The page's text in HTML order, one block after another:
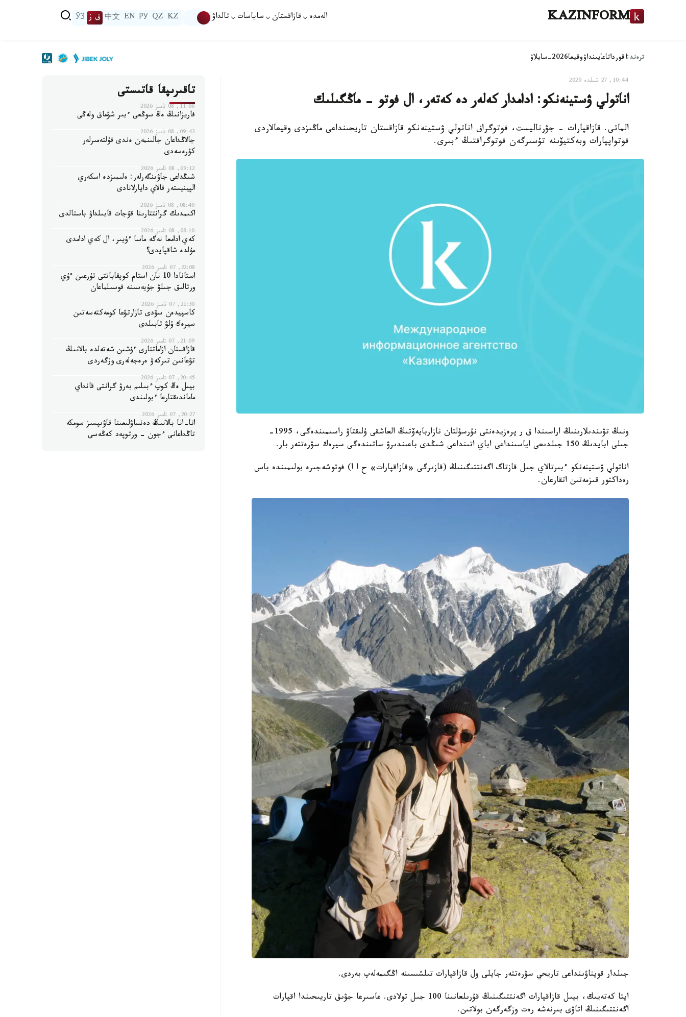
KAZINFORM الەمدە قازاقستان ساياسات تالداۋ KZ
QZ
РУ
EN
中文 ق ز ЎЗ
ترەند:اقورداتاعايىنداۋوقيعا2026-سايلاۋ
10:44, 27 شىلدە 2020
اناتولي ۋستينەنكو: ادامدار كەلەر دە كەتەر، ال فوتو - ماڭگىلىك
الماتى. قازاقپارات - جۋرناليست، فوتوگراف اناتولي ۋستينەنكو قازاقستان تاريحىنداعى ماڭىزدى وقيعالاردى
فوتواپپارات وبەكتيۆىنە تۇسىرگەن فوتوگرافتىڭ ءبىرى.
ونىڭ تۋىندىلارىنىڭ اراسىندا ق ر پرەزيدەنتى نۇرسۇلتان نازاربايەۆتىڭ العاشقى ۇلىقتاۋ راسىمىندەگى، 1995-
جىلى ابايدىڭ 150 جىلدىعى اياسىنداعى اباي اتىنداعى شىڭدى باعىندىرۋ ساتىندەگى سيرەك سۋرەتتەر بار.
اناتولي ۋستينەنكو ءبىرتالاي جىل قازتاگ اگەنتتىگىنىڭ (قازىرگى «قازاقپارات» ح ا ا) فوتوشەجىرە بولىمىندە باس
رەداكتور قىزمەتىن اتقارعان.
جىلدار قويناۋىنداعى تاريحي سۋرەتتەر جايلى ول قازاقپارات تىلشىسىنە اڭگىمەلەپ بەردى.
ايتا كەتەيىك، بيىل قازاقپارات اگەنتتىگىنىڭ قۇرىلعانىنا 100 جىل تولادى. عاسىرعا جۋىق تاريىحىندا اقپارات
اگەنتتىگىنىڭ اتاۋى بىرنەشە رەت وزگەرگەن بولاتىن.
تاقىرىپقا قاتىستى
11:06, 08 تامىز 2026
فاريزانىڭ ەڭ سوڭعى ءبىر شۋماق ولەڭى
09:43, 08 تامىز 2026
جالاڭداعان جالىنمەن ەندى قۇلتەمىرلەر
كۇرەسەدى
09:12, 08 تامىز 2026
شىڭداعى جاۋىنگەرلەر: ەلىمىزدە اسكەري
الپينيستەر قالاي دايارلانادى
08:40, 08 تامىز 2026
اكىمدىك گرانتتارىنا قۇجات قابىلداۋ باستالدى
08:10, 08 تامىز 2026
كەي ادامعا نەگە ماسا ءۇيىر، ال كەي ادامدى
مۇلدە شاقپايدى؟
22:08, 07 تامىز 2026
استانادا 10 نان استام كوپقاباتتى تۇرعىن ءۇي
ورتالىق جىلۋ جۇيەسىنە قوسىلماعان
21:30, 07 تامىز 2026
كاسپيدەن سۋدى تازارتۋعا كومەكتەسەتىن
سيرەك ۇلۋ تابىلدى
21:09, 07 تامىز 2026
قازاقستان ازاماتتارى ءۇشىن شەتەلدە بالانىڭ
تۋعانىن تىركەۋ ەرەجەلەرى وزگەردى
20:45, 07 تامىز 2026
بيىل ەڭ كوپ ءبىلىم بەرۋ گرانتى قانداي
ماماندىقتارعا ءبولىندى
20:27, 07 تامىز 2026
اتا-انا بالانىڭ دەنساۋلىعىنا قاۋىپسىز سومكە
تاڭداعانى ءجون - ورتوپەد كەڭەسى